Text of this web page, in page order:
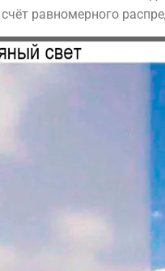
равномерного